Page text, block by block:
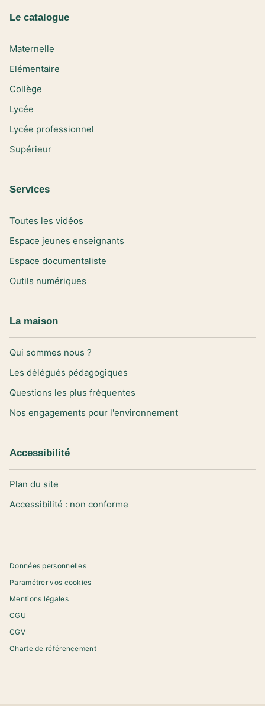
Le catalogue
Maternelle
Elémentaire
Collège
Lycée
Lycée professionnel
Supérieur
Services
Toutes les vidéos
Espace jeunes enseignants
Espace documentaliste
Outils numériques
La maison
Qui sommes nous ?
Les délégués pédagogiques
Questions les plus fréquentes
Nos engagements pour l'environnement
Accessibilité
Plan du site
Accessibilité : non conforme
Données personnelles
Paramétrer vos cookies
Mentions légales
CGU
CGV
Charte de référencement